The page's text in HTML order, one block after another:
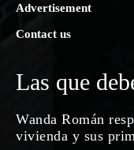
Advertisement
Contact us
Las que
Wanda Román
vivienda y sus